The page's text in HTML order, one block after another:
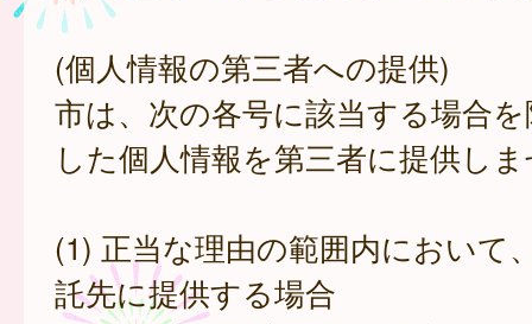
(個人情報の第三者への提供)
市は、次の各号に該当する場合
した個人情報を第三者に提供し
(1) 正当な理由の範囲内において
託先に提供する場合